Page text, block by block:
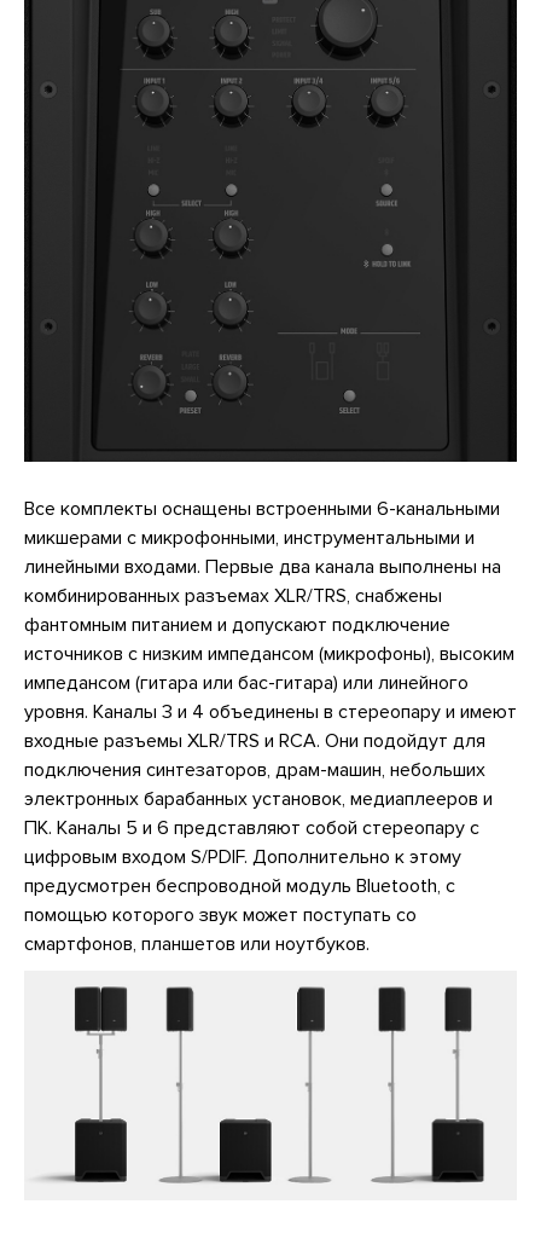
Все комплекты оснащены встроенными 6-канальными
микшерами с микрофонными, инструментальными и
линейными входами. Первые два канала выполнены на
комбинированных разъемах XLR/TRS, снабжены
фантомным питанием и допускают подключение
источников с низким импедансом (микрофоны), высоким
импедансом (гитара или бас-гитара) или линейного
уровня. Каналы 3 и 4 объединены в стереопару и имеют
входные разъемы XLR/TRS и RCA. Они подойдут для
подключения синтезаторов, драм-машин, небольших
электронных барабанных установок, медиаплееров и
ПК. Каналы 5 и 6 представляют собой стереопару с
цифровым входом S/PDIF. Дополнительно к этому
предусмотрен беспроводной модуль Bluetooth, с
помощью которого звук может поступать со
смартфонов, планшетов или ноутбуков.